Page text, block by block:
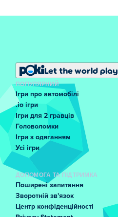
Let the world play
ПОПУЛЯРНИЙ
Ігри про автомобілі
.io ігри
Ігри для 2 гравців
Головоломки
Ігри з одяганням
Усі ігри
ДОПОМОГА ТА ПІДТРИМКА
Поширені запитання
Зворотній зв'язок
Центр конфіденційності